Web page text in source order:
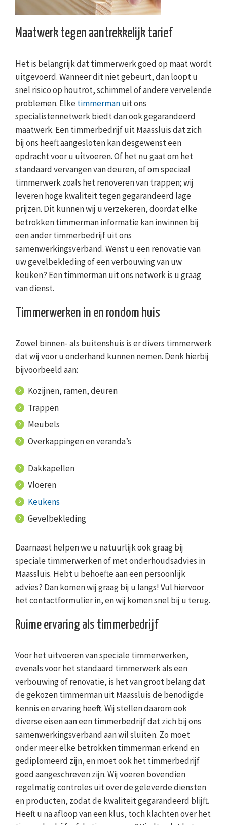
Maatwerk tegen aantrekkelijk tarief
Het is belangrijk dat timmerwerk goed op maat wordt
uitgevoerd. Wanneer dit niet gebeurt, dan loopt u
snel risico op houtrot, schimmel of andere vervelende
problemen. Elketimmermanuit ons
specialistennetwerk biedt dan ook gegarandeerd
maatwerk. Een timmerbedrijf uit Maassluis dat zich
bij ons heeft aangesloten kan desgewenst een
opdracht voor u uitvoeren. Of het nu gaat om het
standaard vervangen van deuren, of om speciaal
timmerwerk zoals het renoveren van trappen; wij
leveren hoge kwaliteit tegen gegarandeerd lage
prijzen. Dit kunnen wij u verzekeren, doordat elke
betrokken timmerman informatie kan inwinnen bij
een ander timmerbedrijf uit ons
samenwerkingsverband. Wenst u een renovatie van
uw gevelbekleding of een verbouwing van uw
keuken? Een timmerman uit ons netwerk is u graag
van dienst.
Timmerwerken in en rondom huis
Zowel binnen- als buitenshuis is er divers timmerwerk
dat wij voor u onderhand kunnen nemen. Denk hierbij
bijvoorbeeld aan:
Kozijnen, ramen, deuren
Trappen
Meubels
Overkappingen en veranda’s
Dakkapellen
Vloeren
Keukens
Gevelbekleding
Daarnaast helpen we u natuurlijk ook graag bij
speciale timmerwerken of met onderhoudsadvies in
Maassluis. Hebt u behoefte aan een persoonlijk
advies? Dan komen wij graag bij u langs! Vul hiervoor
het contactformulier in, en wij komen snel bij u terug.
Ruime ervaring als timmerbedrijf
Voor het uitvoeren van speciale timmerwerken,
evenals voor het standaard timmerwerk als een
verbouwing of renovatie, is het van groot belang dat
de gekozen timmerman uit Maassluis de benodigde
kennis en ervaring heeft. Wij stellen daarom ook
diverse eisen aan een timmerbedrijf dat zich bij ons
samenwerkingsverband aan wil sluiten. Zo moet
onder meer elke betrokken timmerman erkend en
gediplomeerd zijn, en moet ook het timmerbedrijf
goed aangeschreven zijn. Wij voeren bovendien
regelmatig controles uit over de geleverde diensten
en producten, zodat de kwaliteit gegarandeerd blijft.
Heeft u na afloop van een klus, toch klachten over het